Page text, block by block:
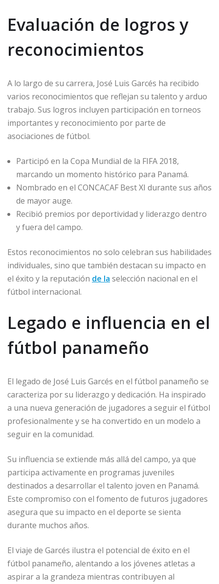
Evaluación de logros y
reconocimientos
A lo largo de su carrera, José Luis Garcés ha recibido
varios reconocimientos que reflejan su talento y arduo
trabajo. Sus logros incluyen participación en torneos
importantes y reconocimiento por parte de
asociaciones de fútbol.
Participó en la Copa Mundial de la FIFA 2018,
marcando un momento histórico para Panamá.
Nombrado en el CONCACAF Best XI durante sus años
de mayor auge.
Recibió premios por deportividad y liderazgo dentro
y fuera del campo.
Estos reconocimientos no solo celebran sus habilidades
individuales, sino que también destacan su impacto en
el éxito y la reputación de la selección nacional en el
fútbol internacional.
Legado e influencia en el
fútbol panameño
El legado de José Luis Garcés en el fútbol panameño se
caracteriza por su liderazgo y dedicación. Ha inspirado
a una nueva generación de jugadores a seguir el fútbol
profesionalmente y se ha convertido en un modelo a
seguir en la comunidad.
Su influencia se extiende más allá del campo, ya que
participa activamente en programas juveniles
destinados a desarrollar el talento joven en Panamá.
Este compromiso con el fomento de futuros jugadores
asegura que su impacto en el deporte se sienta
durante muchos años.
El viaje de Garcés ilustra el potencial de éxito en el
fútbol panameño, alentando a los jóvenes atletas a
aspirar a la grandeza mientras contribuyen al